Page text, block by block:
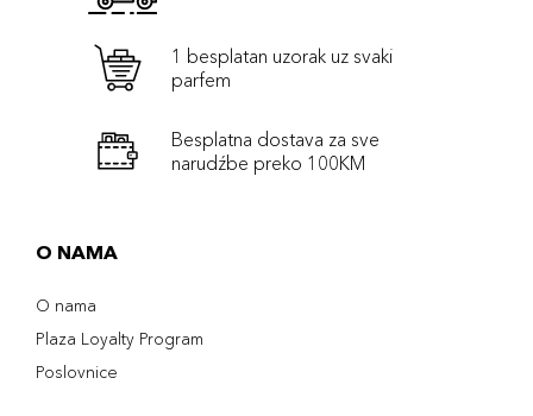
1 besplatan uzorak uz svaki
parfem
Besplatna dostava za sve
narudźbe preko 100KM
O NAMA
O nama
Plaza Loyalty Program
Poslovnice